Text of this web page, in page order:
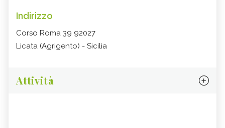
Indirizzo
Corso Roma 39 92027
Licata (Agrigento) - Sicilia
Attività